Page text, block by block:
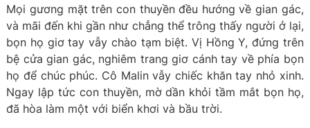
Mọi gương mặt trên con thuyền đều hướng về gian gác,
và mãi đến khi gần như chẳng thể trông thấy người ở lại,
bọn họ giơ tay vẫy chào tạm biệt. Vị Hồng Y, đứng trên
bệ cửa gian gác, nghiêm trang giơ cánh tay về phía bọn
họ để chúc phúc. Cô Malin vẫy chiếc khăn tay nhỏ xinh.
Ngay lập tức con thuyền, mờ dần khỏi tầm mắt bọn họ,
đã hòa làm một với biển khơi và bầu trời.